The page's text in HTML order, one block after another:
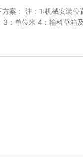
案： 注：1:机械安装位
：单位米 4：输料草箱